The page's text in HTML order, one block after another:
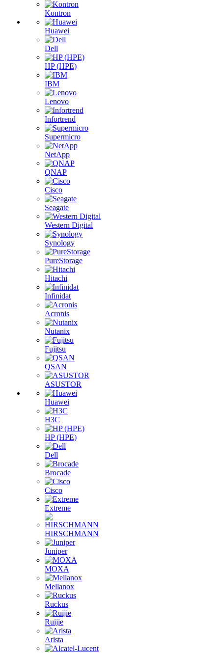
Kontron
Huawei
Dell
HP (HPE)
IBM
Lenovo
Infortrend
Supermicro
NetApp
QNAP
Cisco
Seagate
Western Digital
Synology
PureStorage
Hitachi
Infinidat
Acronis
Nutanix
Fujitsu
QSAN
ASUSTOR
Huawei
H3C
HP (HPE)
Dell
Brocade
Cisco
Extreme
HIRSCHMANN
Juniper
MOXA
Mellanox
Ruckus
Ruijie
Arista